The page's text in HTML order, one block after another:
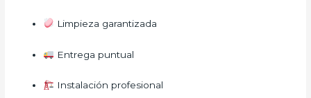
Limpieza garantizada
Entrega puntual
Instalación profesional